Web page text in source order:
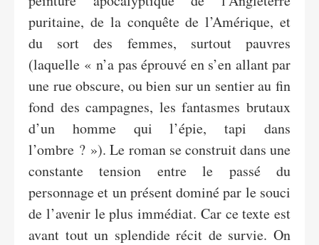
puritaine, de la conquête de l’Amérique, et
du sort des femmes, surtout pauvres
(laquelle « n’a pas éprouvé en s’en allant par
une rue obscure, ou bien sur un sentier au fin
fond des campagnes, les fantasmes brutaux
d’un homme qui l’épie, tapi dans
l’ombre ? »). Le roman se construit dans une
constante tension entre le passé du
personnage et un présent dominé par le souci
de l’avenir le plus immédiat. Car ce texte est
avant tout un splendide récit de survie. On